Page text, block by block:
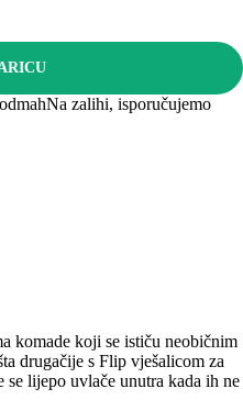
Na zalihi, isporučujemo
komade koji se ističu neobičnim
drugačije s Flip vješalicom za
se lijepo uvlače unutra kada ih ne